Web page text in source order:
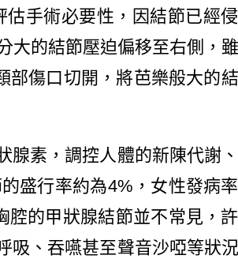
手術必要性，因結節已經
大的結節壓迫偏移至右側，
部傷口切開，將芭樂般大的
素，調控人體的新陳代謝
盛行率約為4% ，女性發病
腔的甲狀腺結節並不常見，
吸、吞嚥甚至聲音沙啞等狀